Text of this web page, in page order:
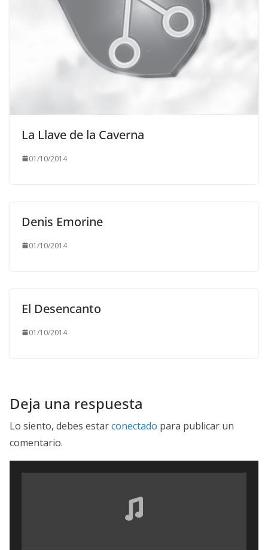
La Llave de la Caverna
01/10/2014
Denis Emorine
01/10/2014
El Desencanto
01/10/2014
Deja una respuesta
Lo siento, debes estarconectado para publicar un
comentario.